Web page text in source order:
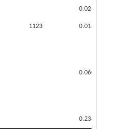
0.026
1123 0.016
0.060
0.234